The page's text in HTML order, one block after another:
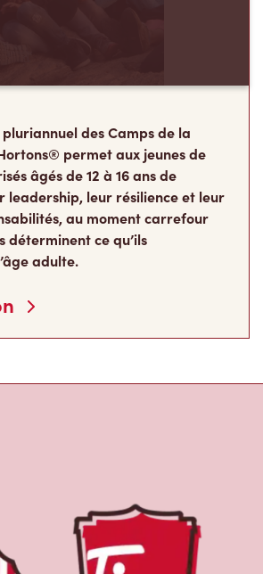
des Camps de la
permet aux jeunes de
âgés de 12 à 16 ans de
leadership, leur résilience et leur
au moment carrefour
déterminent ce qu’ils
adulte.